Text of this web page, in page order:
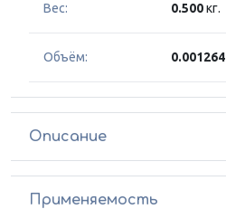
Вес: 0.500кг.
Объём: 0.001264
Описание
Применяемость